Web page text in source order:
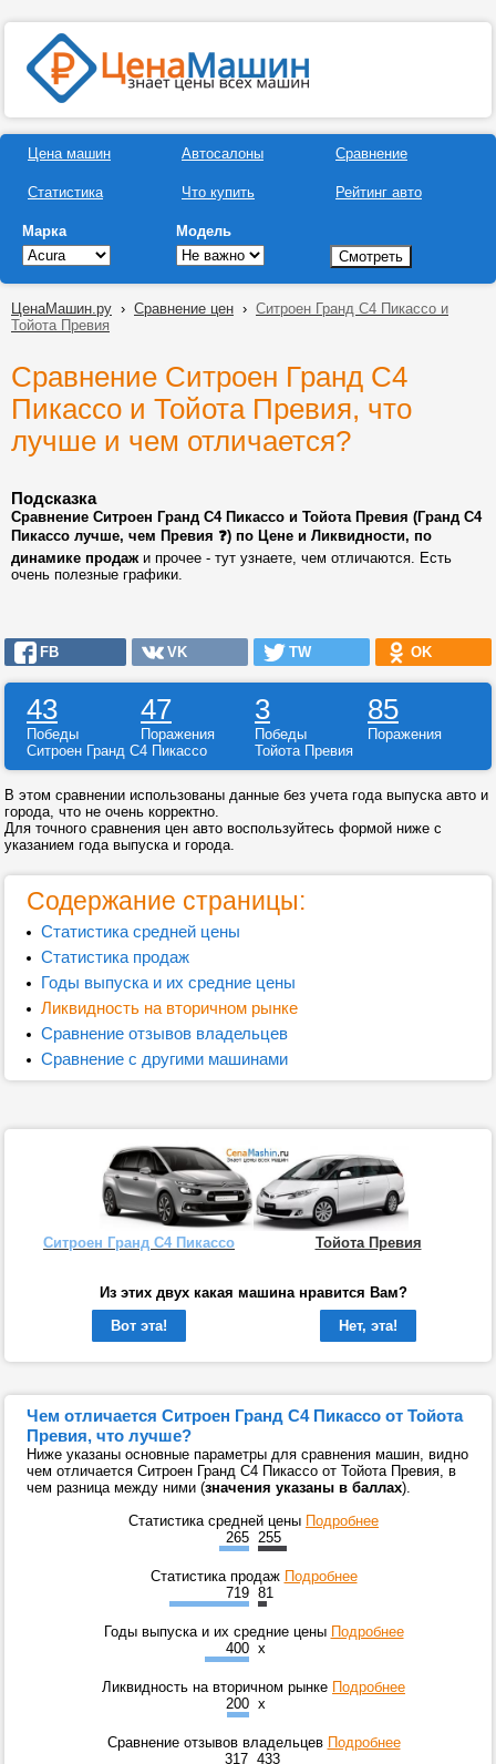
Цена машин
Статистика
Автосалоны
Что купить
Сравнение
Рейтинг авто
Марка Модель
ЦенаМашин.ру › Сравнение цен › Ситроен Гранд C4 Пикассо и
Тойота Превия
Сравнение Ситроен Гранд C4
Пикассо и Тойота Превия, что
лучше и чем отличается?
Подсказка
Сравнение Ситроен Гранд C4 Пикассо и Тойота Превия (Гранд C4
Пикассо лучше, чем Превия ❓) по Цене и Ликвидности, по
динамике продажи прочее - тут узнаете, чем отличаются. Есть
очень полезные графики.
FB VK TW OK
43 47 3 85
Победы Поражения Победы
Поражения
Ситроен Гранд C4 Пикассо
Тойота Превия
В этом сравнении использованы данные без учета года выпуска авто и
города, что не очень корректно.
Для точного сравнения цен авто воспользуйтесь формой ниже с
указанием года выпуска и города.
Содержание страницы:
Статистика средней цены
Статистика продаж
Годы выпуска и их средние цены
Ликвидность на вторичном рынке
Сравнение отзывов владельцев
Сравнение с другими машинами
Ситроен Гранд C4 Пикассо Тойота Превия
Из этих двух какая машина нравится Вам?
Вот эта!
Нет, эта!
Чем отличается Ситроен Гранд C4 Пикассо от Тойота
Превия, что лучше?
Ниже указаны основные параметры для сравнения машин, видно
чем отличается Ситроен Гранд C4 Пикассо от Тойота Превия, в
чем разница между ними (значения указаны в баллах).
Статистика средней цены Подробнее
265 255
Статистика продаж Подробнее
719 81
Годы выпуска и их средние цены Подробнее
400 x
Ликвидность на вторичном рынке Подробнее
200 x
Сравнение отзывов владельцев Подробнее
317 433